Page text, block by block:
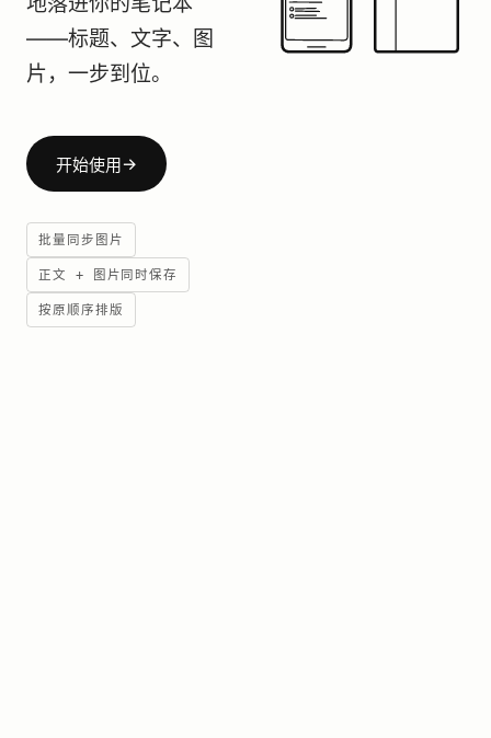
——标题、文字、图
片，一步到位。
开始使用→
批量同步图片
正文 + 图片同时保存
按原顺序排版